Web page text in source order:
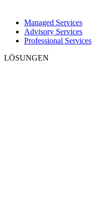
Managed Services
Advisory Services
Professional Services
LÖSUNGEN